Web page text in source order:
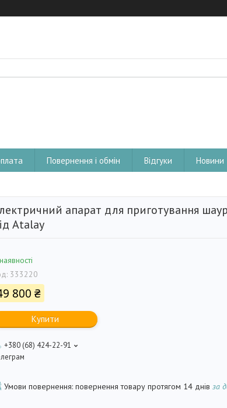
Повернення і обмін Відгуки Новини
апарат для приготування
Atalay
333220
800 ₴
Купити
+380 (68) 424-22-91
повернення товару протягом 14 днів за